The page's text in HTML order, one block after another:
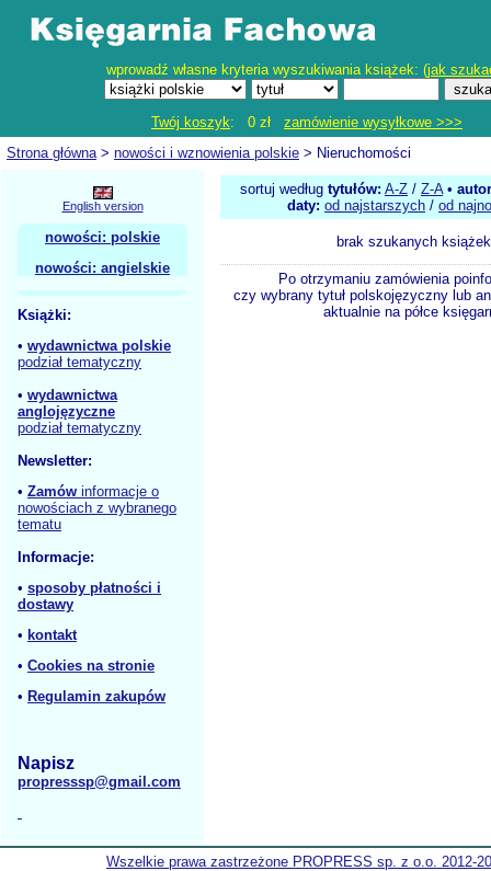
wprowadź własne kryteria wyszukiwania książek: (jak
Twój koszyk: 0 zł zamówienie wysyłkowe >>>
Strona główna> nowości i wznowienia polskie > Nieruchomości
English version
nowości: polskie
nowości: angielskie
Książki:
• wydawnictwa polskie
podział tematyczny
• wydawnictwa
anglojęzyczne
podział tematyczny
Newsletter:
• Zamów informacje o
nowościach z wybranego
tematu
Informacje:
• sposoby płatności i
dostawy
• kontakt
• Cookies na stronie
• Regulamin zakupów
Napisz
propresssp@gmail.com
sortuj według tytułów: A-Z / Z-A•
daty: od najstarszych / od
brak szukanych książek
Po otrzymaniu zamówienia
czy wybrany tytuł polskojęzyczny lub
aktualnie na półce
Wszelkie prawa zastrzeżone PROPRESS sp. z o.o. 2012-